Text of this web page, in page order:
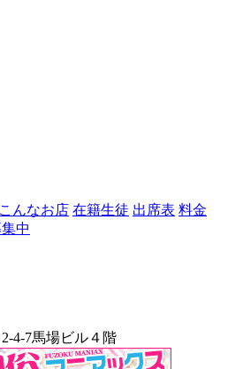
んなお店 在籍生徒 出席表 料金
中
4-7馬場ビル４階